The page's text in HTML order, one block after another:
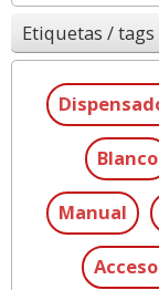
Etiquetas /
Blanco
Manual